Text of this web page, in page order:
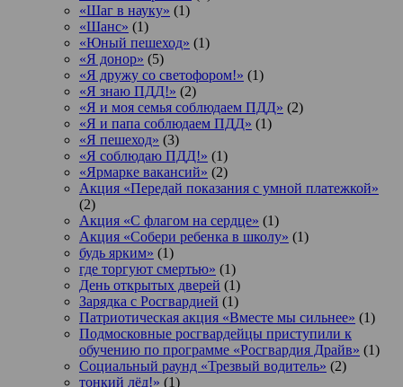
«Шаг в науку» (1)
«Шанс» (1)
«Юный пешеход» (1)
«Я донор» (5)
«Я дружу со светофором!» (1)
«Я знаю ПДД!» (2)
«Я и моя семья соблюдаем ПДД» (2)
«Я и папа соблюдаем ПДД» (1)
«Я пешеход» (3)
«Я соблюдаю ПДД!» (1)
«Ярмарке вакансий» (2)
Акция «Передай показания с умной платежкой»
(2)
Акция «С флагом на сердце» (1)
Акция «Собери ребенка в школу» (1)
будь ярким» (1)
где торгуют смертью» (1)
День открытых дверей (1)
Зарядка с Росгвардией (1)
Патриотическая акция «Вместе мы сильнее» (1)
Подмосковные росгвардейцы приступили к
обучению по программе «Росгвардия Драйв» (1)
Социальный раунд «Трезвый водитель» (2)
тонкий лёд!» (1)